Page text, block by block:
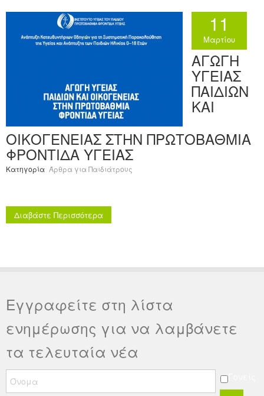
11
Μαρτίου
ΑΓΩΓΗ
ΥΓΕΙΑΣ
ΠΑΙΔΙΩΝ
ΚΑΙ
ΟΙΚΟΓΕΝΕΙΑΣ ΣΤΗΝ ΠΡΩΤΟΒΑΘΜΙΑ
ΦΡΟΝΤΙΔΑ ΥΓΕΙΑΣ
Κατηγορία Άρθρα για Παιδιάτρους
Διαβάστε Περισσότερα
Εγγραφείτε στη λίστα
ενημέρωσης για να λαμβάνετε
τα τελευταία νέα
Γονείς